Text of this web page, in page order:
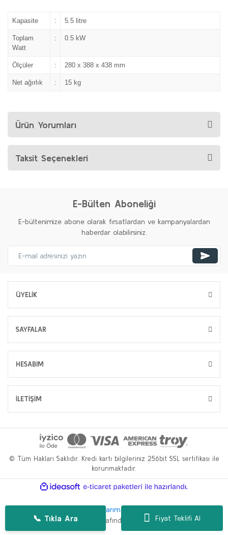
Fiyat Teklifi Al
Kapasite : 5.5 litre
Toplam
Watt
: 0.5 kW
Ölçüler : 280 x 388 x 438 mm
Net ağırlık : 15 kg
Ürün Yorumları
Taksit Seçenekleri
E-Bülten Aboneliği
E-bültenimize abone olarak fırsatlardan ve kampanyalardan
haberdar olabilirsiniz.
ÜYELİK
SAYFALAR
HESABIM
📞 Tıkla Ara
İLETİŞİM
© Tüm Hakları Saklıdır. Kredi kartı bilgileriniz 256bit SSL sertifikası ile
korunmaktadır.
ideasoft
e-
paketleri
WP.tc Web Tasarım Ajansı
Danışmanlığı
tarafından geliştirilmiştir.